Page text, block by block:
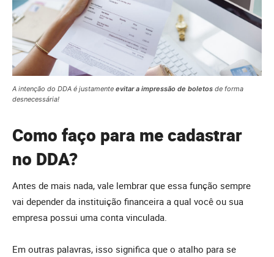
A intenção do DDA é justamente evitar a impressão de boletos de forma
desnecessária!
Como faço para me cadastrar
no DDA?
Antes de mais nada, vale lembrar que essa função sempre
vai depender da instituição financeira a qual você ou sua
empresa possui uma conta vinculada.
Em outras palavras, isso significa que o atalho para se